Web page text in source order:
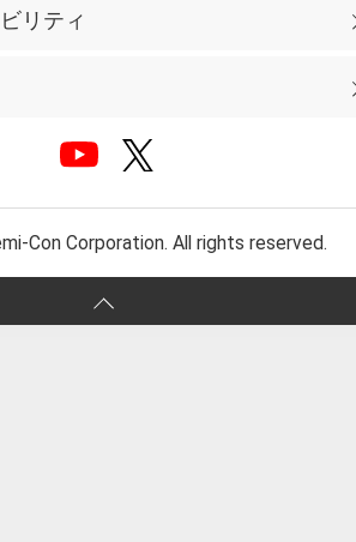
リティ
Con Corporation. All rights reserved.